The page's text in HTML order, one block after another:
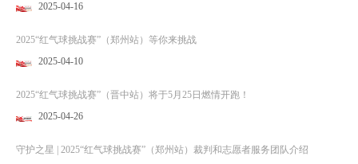
2025-04-16
2025“红气球挑战赛”（郑州站）等你来挑战
2025-04-10
2025“红气球挑战赛”（晋中站）将于5月25日燃情开跑！
2025-04-26
守护之星 | 2025“红气球挑战赛”（郑州站）裁判和志愿者服务团队介绍